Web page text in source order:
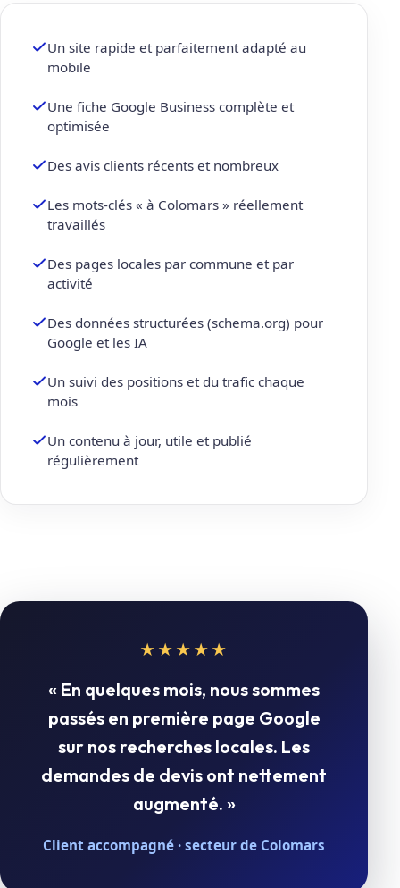
Un site rapide et parfaitement adapté au
mobile
Une fiche Google Business complète et
optimisée
Des avis clients récents et nombreux
Les mots-clés « à Colomars » réellement
travaillés
Des pages locales par commune et par
activité
Des données structurées (schema.org) pour
Google et les IA
Un suivi des positions et du trafic chaque
mois
Un contenu à jour, utile et publié
régulièrement
★★★★★
« En quelques mois, nous sommes
passés en première page Google
sur nos recherches locales. Les
demandes de devis ont nettement
augmenté. »
Client accompagné · secteur de Colomars